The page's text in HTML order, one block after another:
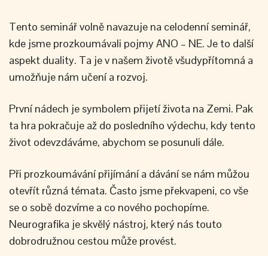
Tento seminář volně navazuje na celodenní seminář,
kde jsme prozkoumávali pojmy ANO – NE. Je to další
aspekt duality. Ta je v našem životě všudypřítomná a
umožňuje nám učení a rozvoj.
První nádech je symbolem přijetí života na Zemi. Pak
ta hra pokračuje až do posledního výdechu, kdy tento
život odevzdáváme, abychom se posunuli dále.
Při prozkoumávání přijímání a dávání se nám můžou
otevřít různá témata. Často jsme překvapeni, co vše
se o sobě dozvíme a co nového pochopíme.
Neurografika je skvělý nástroj, který nás touto
dobrodružnou cestou může provést.